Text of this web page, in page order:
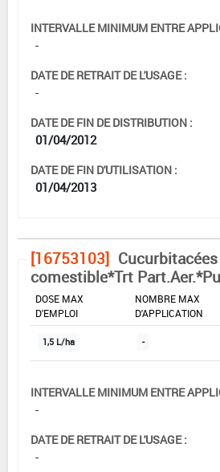
INTERVALLE MINIMUM ENTRE
-
DATE DE RETRAIT DE L'USAGE :
-
DATE DE FIN DE DISTRIBUTION :
01/04/2012
DATE DE FIN D'UTILISATION :
01/04/2013
[16753103]
comestible*Trt
DOSE MAX
D'EMPLOI
NOMBRE MAX
D'APPLICATION
1,5 L/ha -
INTERVALLE MINIMUM ENTRE
-
DATE DE RETRAIT DE L'USAGE :
-